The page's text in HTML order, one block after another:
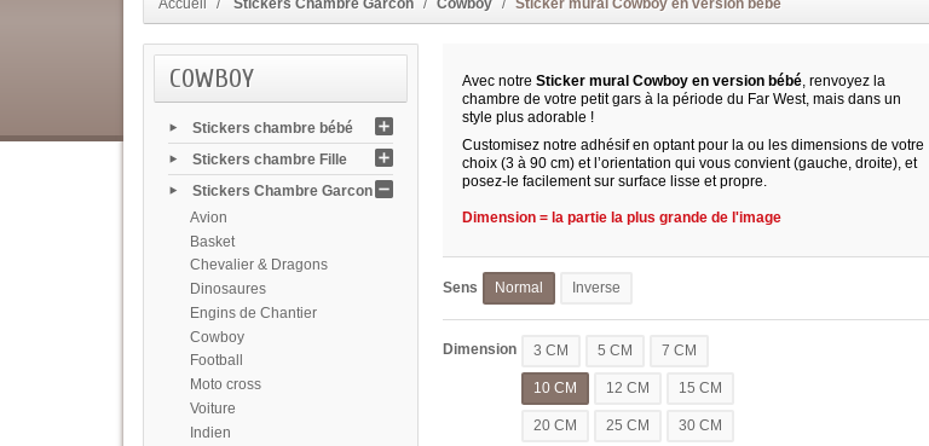
Accueil Stickers Chambre Garcon Cowboy Sticker mural Cowboy en version bebe
COWBOY
Stickers chambre bébé
Stickers chambre Fille
Stickers Chambre Garcon
Avion
Basket
Chevalier & Dragons
Dinosaures
Engins de Chantier
Cowboy
Football
Moto cross
Voiture
Indien
Avec notreSticker mural Cowboy en version bébé, renvoyez la
chambre de votre petit gars à la période du Far West, mais dans un
style plus adorable !
Customisez notre adhésif en optant pour la ou les dimensions de votre
choix (3 à 90 cm) et l’orientation qui vous convient (gauche, droite), et
posez-le facilement sur surface lisse et propre.
Dimension = la partie la plus grande de l'image
Sens Normal Inverse
Dimension 3 CM 5 CM 7 CM
10 CM 12 CM 15 CM
20 CM 25 CM 30 CM